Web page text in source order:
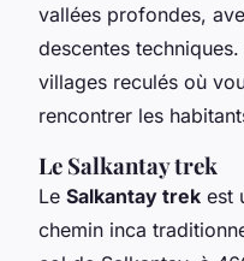
vallées profondes,
descentes
villages reculés où
rencontrer les
Le Salkantay trek
Le Salkantay trek est
chemin inca